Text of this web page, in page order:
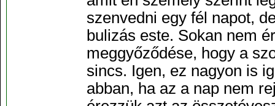
szenvedni egy fél napot,
bulizás este. Sokan nem
meggyőződése, hogy a
sincs. Igen, ez nagyon is
abban, ha az a nap nem